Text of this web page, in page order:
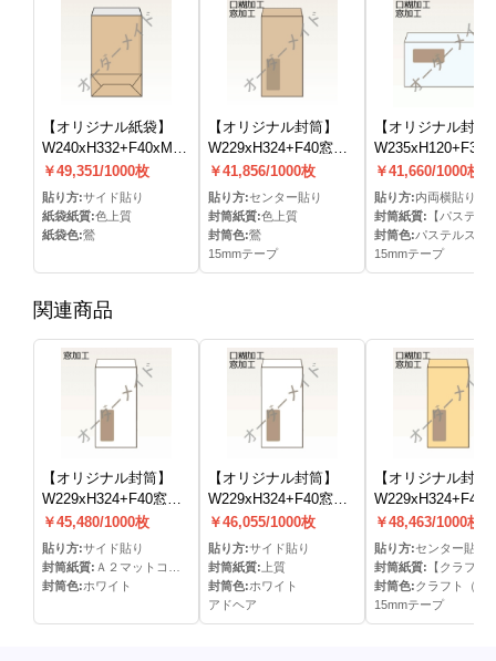
【オリジナル紙袋】
W240xH332+F40xM35mm
保存袋(なし)(S貼)
￥49,351/1000枚
貼り方:サイド貼り
紙袋紙質:色上質
紙袋色:鶯
【オリジナル封筒】
W229xH324+F40窓明
封筒(15mmテープ)(C
貼)
￥41,856/1000枚
貼り方:センター貼り
封筒紙質:色上質
封筒色:鶯
15mmテープ
【オリジナル封筒
W235xH120+F35
マス貼窓明封筒
テープ)(両横貼)
￥41,660/1000枚
貼り方:内両横貼り
封筒紙質: 【パステルカラー（＝ハーフトーン
封筒色:パステルスカ
15mmテープ
関連商品
【オリジナル封筒】
W229xH324+F40窓明
封筒(なし)(S貼)
￥45,480/1000枚
貼り方:サイド貼り
封筒紙質: Ａ２マットコート
封筒色:ホワイト
【オリジナル封筒】
W229xH324+F40窓明
封筒(アドヘア)(S貼)
￥46,055/1000枚
貼り方:サイド貼り
封筒紙質: 上質
封筒色:ホワイト
アドヘア
【オリジナル封筒
W229xH324+F40
封筒(15mmテープ
貼)
￥48,463/1000枚
貼り方:センター貼り
封筒紙質: 【クラフト（＝半晒クラフト
封筒色:クラフト（茶
15mmテープ